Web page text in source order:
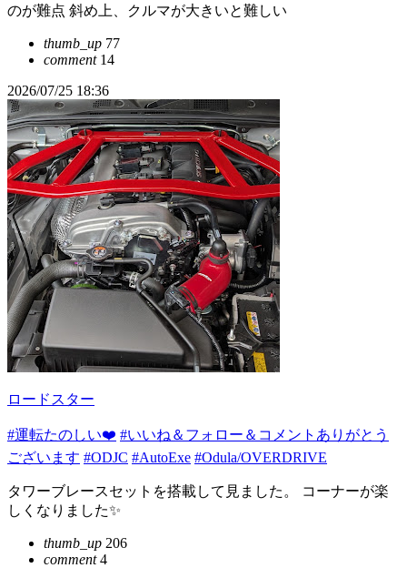
のが難点 斜め上、クルマが大きいと難しい
thumb_up 77
comment14
2026/07/25 18:36
ロードスター
#運転たのしい❤️ #いいね＆フォロー＆コメントありがとう
ございます #ODJC #AutoExe #Odula/OVERDRIVE
タワーブレースセットを搭載して見ました。 コーナーが楽
しくなりました✨
thumb_up 206
comment4